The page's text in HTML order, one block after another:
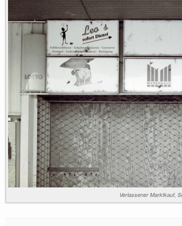
Verlassener Marktkauf,